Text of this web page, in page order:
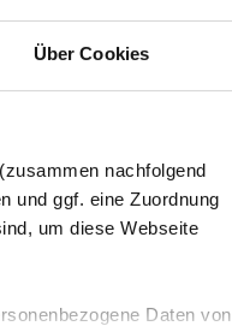
Über Cookies
nachfolgend
und ggf. eine Zuordnung
um diese Webseite
Daten von